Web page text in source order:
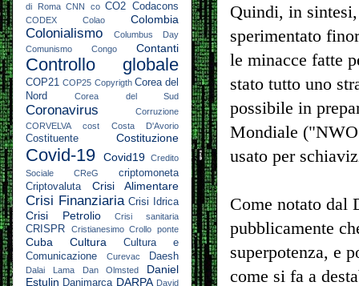
Quindi, in
sperimentato
le minacce fatte
stato tutto uno
possibile in
Mondiale
usato per
Come notato dal
pubblicamente
superpotenza, e
come si fa a
di Roma CNN co CO2 Codacons
CODEX Colao Colombia
Colonialismo
Columbus Day
Comunismo
Congo Contanti
Controllo globale
COP21 COP25 Copyrigth Corea del
Nord
Corea del Sud
Coronavirus
Corruzione
CORVELVA
cost Costa D'Avorio
Costituente Costituzione
Covid-19 Covid19
Credito
Sociale
CReG
criptomoneta
Criptovaluta
Crisi Alimentare
Crisi Finanziaria Crisi Idrica
Crisi Petrolio Crisi sanitaria
CRISPR Cristianesimo Crollo ponte
Cuba Cultura
Cultura e
Comunicazione
Curevac Daesh
Dalai Lama Dan Olmsted
Daniel
Estulin Danimarca DARPA David